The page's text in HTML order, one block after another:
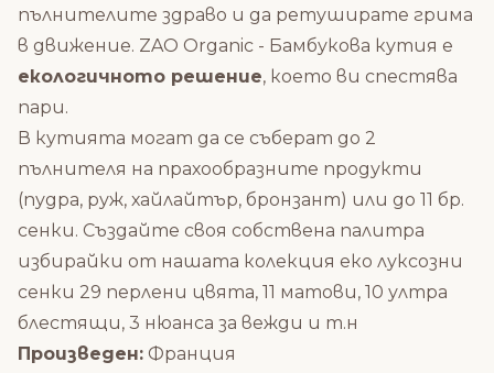
пълнителите здраво и да ретуширате грима
в движение. ZAO Organic - Бамбукова кутия е
екологичното решение, което ви спестява
пари.
В кутията могат да се съберат до 2
пълнителя на прахообразните продукти
(пудра, руж, хайлайтър, бронзант) или до 11 бр.
сенки. Създайте своя собствена палитра
избирайки от нашата колекция еко луксозни
сенки 29 перлени цвята, 11 матови, 10 ултра
блестящи, 3 нюанса за вежди и т.н
Произведен: Франция